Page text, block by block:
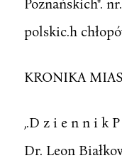
polskic.h
KRONIKA
,.D z i e n n i k
Dr. Leon